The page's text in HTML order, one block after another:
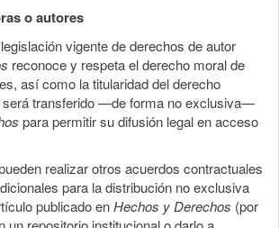
o autores
vigente de derechos de autor
reconoce y respeta el derecho moral de
así como la titularidad del derecho
será transferido —de forma no exclusiva—
para permitir su difusión legal en acceso
realizar otros acuerdos contractuales
para la distribución no exclusiva
publicado enHechos y Derechos (por